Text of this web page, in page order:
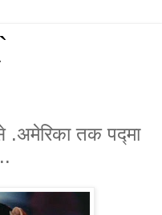
.अमेरिका तक पद्मा